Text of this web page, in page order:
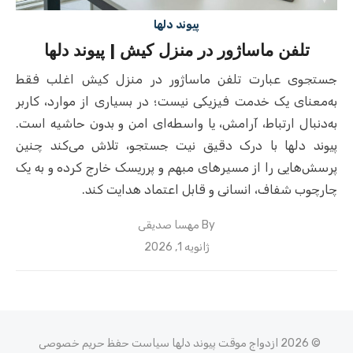
پیوند دلها
تلفن ماساژور در منزل کیش | پیوند دلها
جستجوی عبارت تلفن ماساژور در منزل کیش اغلب فقط
به‌معنای یک خدمت فیزیکی نیست؛ در بسیاری از موارد، کاربر
به‌دنبال ارتباط، آرامش، یا واسطه‌ای امن و بدون حاشیه است.
پیوند دلها با درک دقیق نیت جستجو، تلاش می‌کند چنین
پرسش‌هایی را از مسیرهای مبهم و پرریسک خارج کرده و به یک
چارچوب شفاف، انسانی و قابل اعتماد هدایت کند.
By مهسا صدیقی
Posted
ژانویه 1, 2026
© 2026 ازدواج موقت پیوند دلها سیاست حفظ حریم خصوصی